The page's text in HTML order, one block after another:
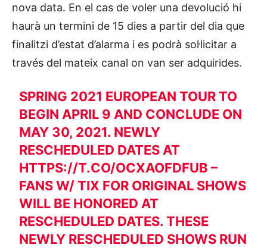
nova data. En el cas de voler una devolució hi
haurà un termini de 15 dies a partir del dia que
finalitzi d’estat d’alarma i es podrà sol·licitar a
través del mateix canal on van ser adquirides.
SPRING 2021 EUROPEAN TOUR TO
BEGIN APRIL 9 AND CONCLUDE ON
MAY 30, 2021. NEWLY
RESCHEDULED DATES AT
HTTPS://T.CO/OCXAOFDFUB –
FANS W/ TIX FOR ORIGINAL SHOWS
WILL BE HONORED AT
RESCHEDULED DATES. THESE
NEWLY RESCHEDULED SHOWS RUN